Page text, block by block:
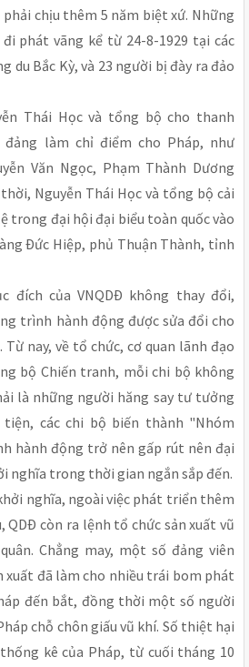
chịu thêm 5 năm biệt xứ. Những
phát vãng kể từ 24-8-1929 tại các
du Bắc Kỳ, và 23 người bị đày ra đảo
Thái Học và tổng bộ cho thanh
làm chỉ điểm cho Pháp, như
Văn Ngọc, Phạm Thành Dương
Nguyễn Thái Học và tổng bộ cải
trong đại hội đại biểu toàn quốc vào
Ðức Hiệp, phủ Thuận Thành, tỉnh
đích của VNQDÐ không thay đổi,
trình hành động được sửa đổi cho
nay, về tổ chức, cơ quan lãnh đạo
bộ Chiến tranh, mỗi chi bộ không
là những người hăng say tư tưởng
các chi bộ biến thành "Nhóm
hành động trở nên gấp rút nên đại
nghĩa trong thời gian ngắn sắp đến.
nghĩa, ngoài việc phát triển thêm
QDÐ còn ra lệnh tổ chức sản xuất vũ
Chẳng may, một số đảng viên
xuất đã làm cho nhiều trái bom phát
đến bắt, đồng thời một số người
chỗ chôn giấu vũ khí. Số thiệt hại
kê của Pháp, từ cuối tháng 10